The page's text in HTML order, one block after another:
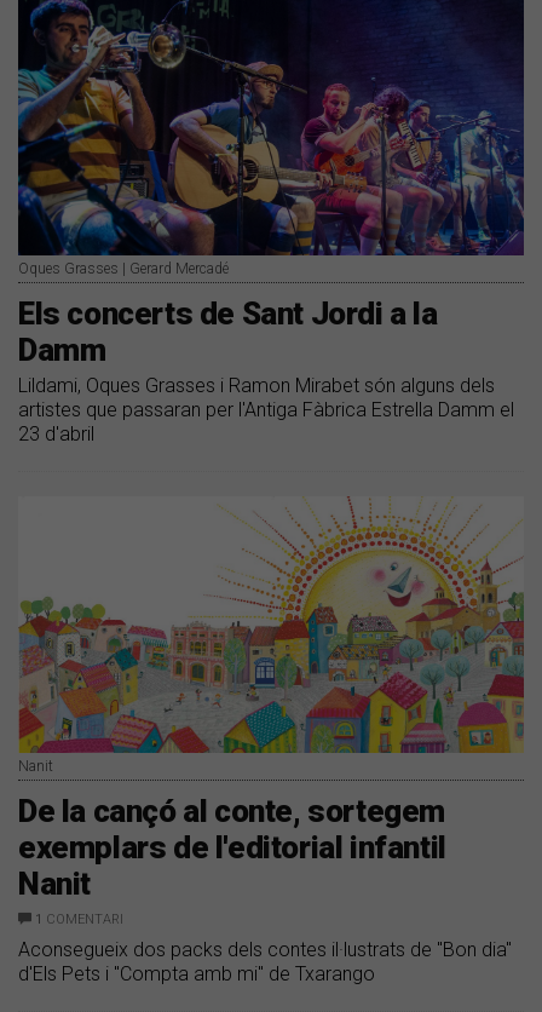
Oques Grasses | Gerard Mercadé
Els concerts de Sant Jordi a la
Damm
Lildami, Oques Grasses i Ramon Mirabet són alguns dels
artistes que passaran per l'Antiga Fàbrica Estrella Damm el
23 d'abril
Nanit
De la cançó al conte, sortegem
exemplars de l'editorial infantil
Nanit
1 COMENTARI
Aconsegueix dos packs dels contes il·lustrats de "Bon dia"
d'Els Pets i "Compta amb mi" de Txarango